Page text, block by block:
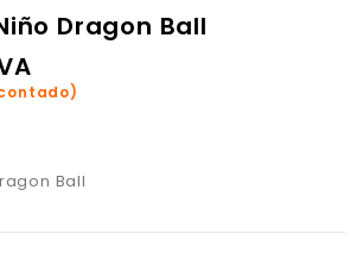
Dragon Ball
Ball